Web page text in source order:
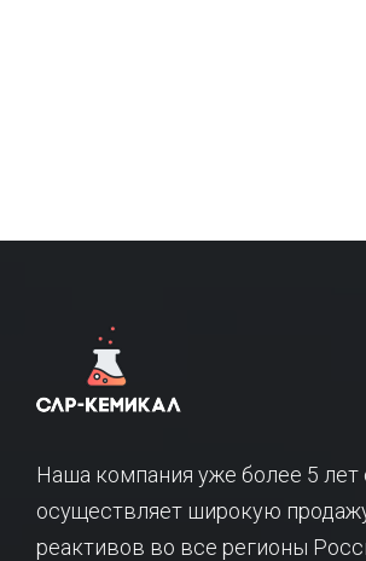
Наша компания уже более 5 лет
осуществляет широкую
реактивов во все регионы